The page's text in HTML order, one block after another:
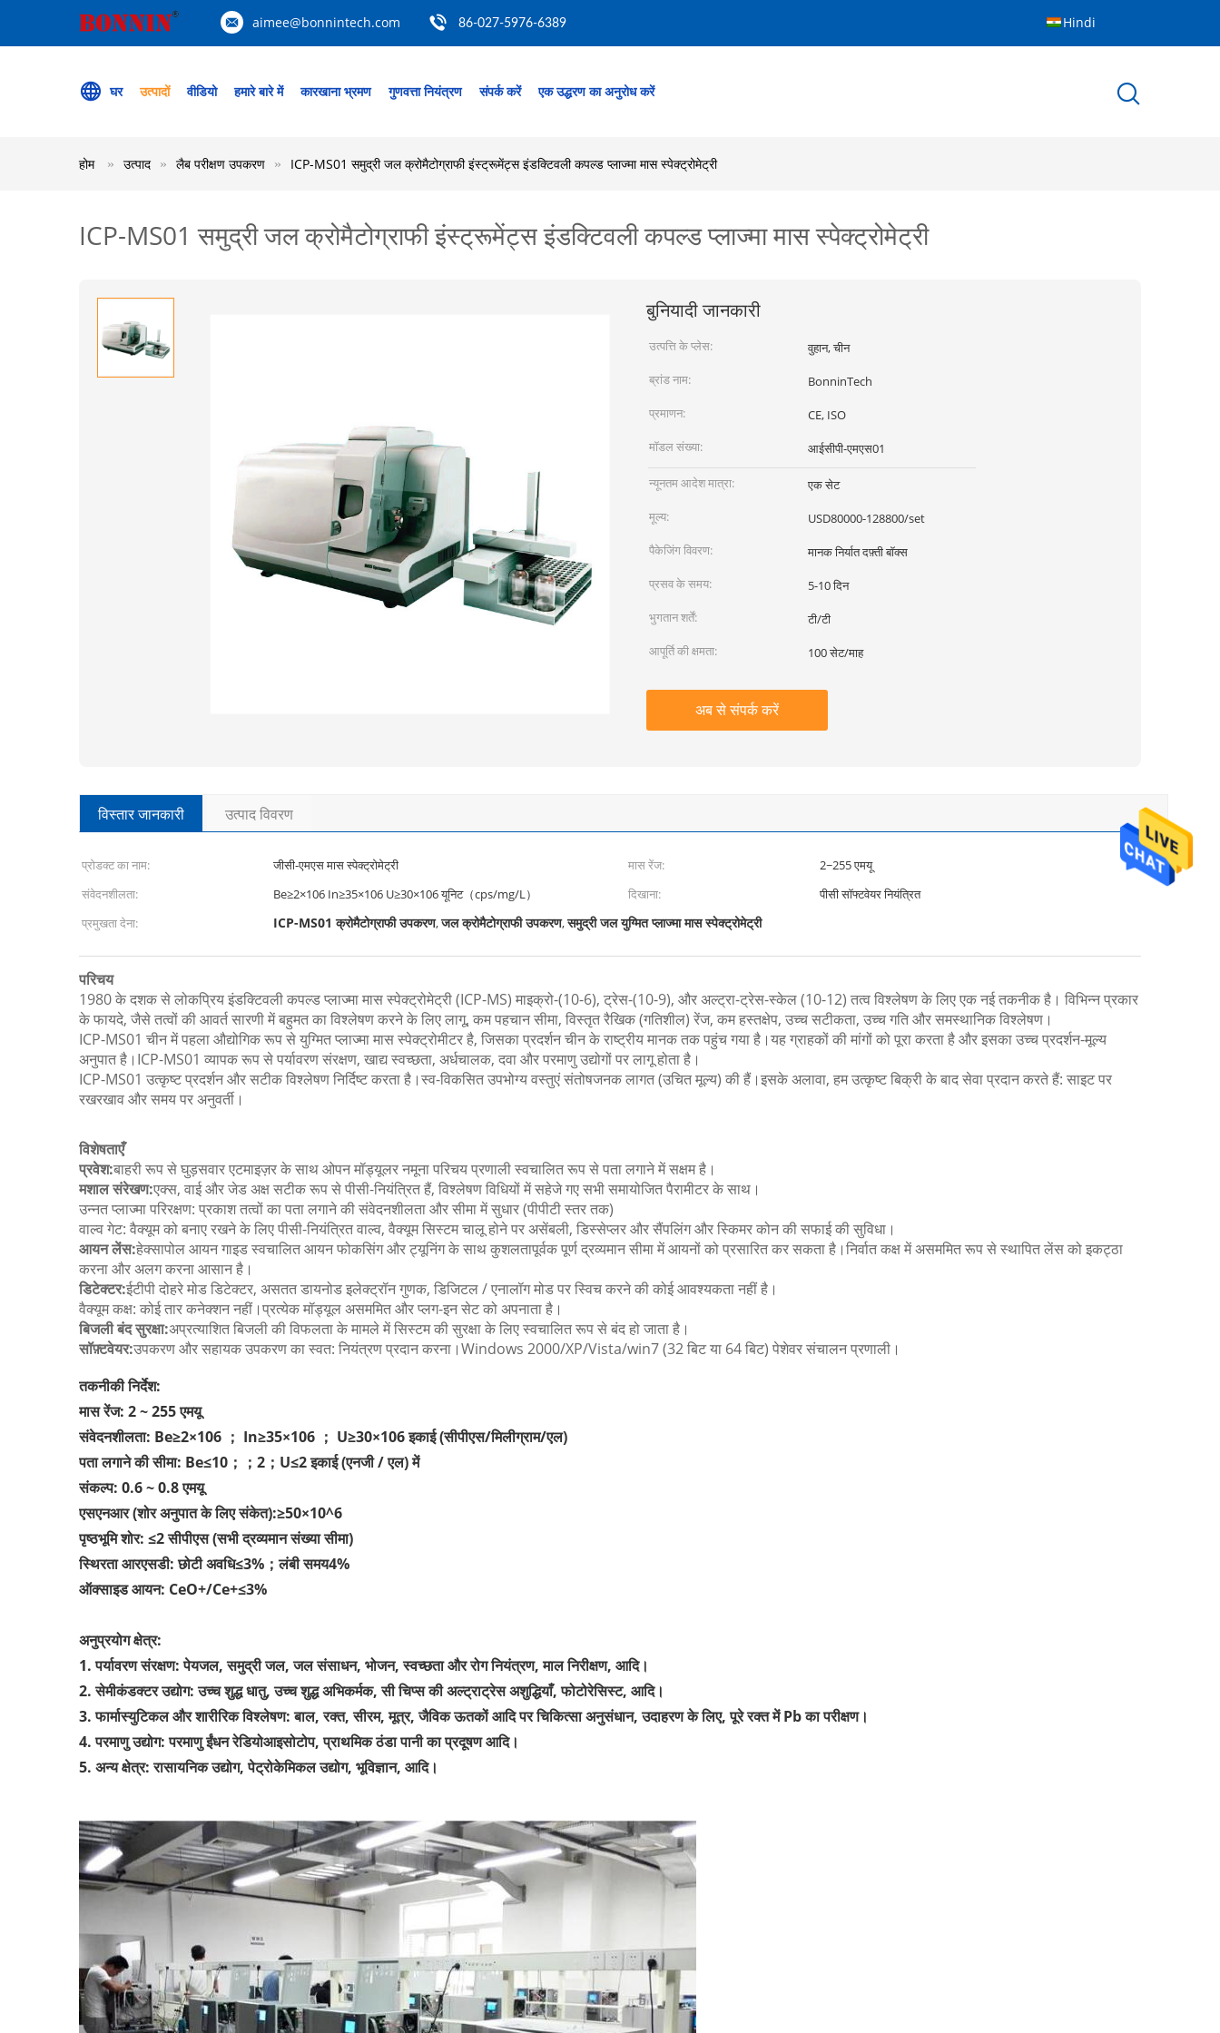
aimee@bonnintech.com 86-027-5976-6389 Hindi
घर उत्पादों वीडियो हमारे बारे में कारखाना भ्रमण गुणवत्ता नियंत्रण संपर्क करें एक उद्धरण का अनुरोध करें
होम उत्पाद लैब परीक्षण उपकरण ICP-MS01 समुद्री जल क्रोमैटोग्राफी इंस्ट्रूमेंट्स इंडक्टिवली कपल्ड प्लाज्मा मास स्पेक्ट्रोमेट्री
ICP-MS01 समुद्री जल क्रोमैटोग्राफी इंस्ट्रूमेंट्स इंडक्टिवली कपल्ड प्लाज्मा मास स्पेक्ट्रोमेट्री
बुनियादी जानकारी
उत्पत्ति के प्लेस:
वुहान, चीन
ब्रांड नाम:
BonninTech
प्रमाणन:
CE, ISO
मॉडल संख्या:
आईसीपी-एमएस01
न्यूनतम आदेश मात्रा:
एक सेट
मूल्य:
USD80000-128800/set
पैकेजिंग विवरण:
मानक निर्यात दफ़्ती बॉक्स
प्रसव के समय:
5-10 दिन
भुगतान शर्तें:
टी/टी
आपूर्ति की क्षमता:
100 सेट/माह
अब से संपर्क करें
विस्तार जानकारी उत्पाद विवरण
प्रोडक्ट का नाम: जीसी-एमएस मास स्पेक्ट्रोमेट्री मास रेंज:
2~255 एमयू
संवेदनशीलता:
Be≥2×106 In≥35×106 U≥30×106 यूनिट（cps/mg/L） दिखाना:
पीसी सॉफ्टवेयर नियंत्रित
प्रमुखता देना:
ICP-MS01 क्रोमैटोग्राफी उपकरण,जल क्रोमैटोग्राफी उपकरण,समुद्री जल युग्मित प्लाज्मा मास स्पेक्ट्रोमेट्री
परिचय
1980 के दशक से लोकप्रिय इंडक्टिवली कपल्ड प्लाज्मा मास स्पेक्ट्रोमेट्री (ICP-MS) माइक्रो-(10-6), ट्रेस-(10-9), और अल्ट्रा-ट्रेस-स्केल (10-12) तत्व विश्लेषण के लिए एक नई तकनीक है। विभिन्न प्रकार
के फायदे, जैसे तत्वों की आवर्त सारणी में बहुमत का विश्लेषण करने के लिए लागू, कम पहचान सीमा, विस्तृत रैखिक (गतिशील) रेंज, कम हस्तक्षेप, उच्च सटीकता, उच्च गति और समस्थानिक विश्लेषण।
ICP-MS01 चीन में पहला औद्योगिक रूप से युग्मित प्लाज्मा मास स्पेक्ट्रोमीटर है, जिसका प्रदर्शन चीन के राष्ट्रीय मानक तक पहुंच गया है।यह ग्राहकों की मांगों को पूरा करता है और इसका उच्च प्रदर्शन-मूल्य
अनुपात है।ICP-MS01 व्यापक रूप से पर्यावरण संरक्षण, खाद्य स्वच्छता, अर्धचालक, दवा और परमाणु उद्योगों पर लागू होता है।
ICP-MS01 उत्कृष्ट प्रदर्शन और सटीक विश्लेषण निर्दिष्ट करता है।स्व-विकसित उपभोग्य वस्तुएं संतोषजनक लागत (उचित मूल्य) की हैं।इसके अलावा, हम उत्कृष्ट बिक्री के बाद सेवा प्रदान करते हैं: साइट पर
रखरखाव और समय पर अनुवर्ती।
विशेषताएँ
प्रवेश:बाहरी रूप से घुड़सवार एटमाइज़र के साथ ओपन मॉड्यूलर नमूना परिचय प्रणाली स्वचालित रूप से पता लगाने में सक्षम है।
मशाल संरेखण:एक्स, वाई और जेड अक्ष सटीक रूप से पीसी-नियंत्रित हैं, विश्लेषण विधियों में सहेजे गए सभी समायोजित पैरामीटर के साथ।
उन्नत प्लाज्मा परिरक्षण: प्रकाश तत्वों का पता लगाने की संवेदनशीलता और सीमा में सुधार (पीपीटी स्तर तक)
वाल्व गेट: वैक्यूम को बनाए रखने के लिए पीसी-नियंत्रित वाल्व, वैक्यूम सिस्टम चालू होने पर असेंबली, डिस्सेप्लर और सैंपलिंग और स्किमर कोन की सफाई की सुविधा।
आयन लेंस:हेक्सापोल आयन गाइड स्वचालित आयन फोकसिंग और ट्यूनिंग के साथ कुशलतापूर्वक पूर्ण द्रव्यमान सीमा में आयनों को प्रसारित कर सकता है।निर्वात कक्ष में असममित रूप से स्थापित लेंस को इकट्ठा
करना और अलग करना आसान है।
डिटेक्टर:ईटीपी दोहरे मोड डिटेक्टर, असतत डायनोड इलेक्ट्रॉन गुणक, डिजिटल / एनालॉग मोड पर स्विच करने की कोई आवश्यकता नहीं है।
वैक्यूम कक्ष: कोई तार कनेक्शन नहीं।प्रत्येक मॉड्यूल असममित और प्लग-इन सेट को अपनाता है।
बिजली बंद सुरक्षा:अप्रत्याशित बिजली की विफलता के मामले में सिस्टम की सुरक्षा के लिए स्वचालित रूप से बंद हो जाता है।
सॉफ़्टवेयर:उपकरण और सहायक उपकरण का स्वत: नियंत्रण प्रदान करना।Windows 2000/XP/Vista/win7 (32 बिट या 64 बिट) पेशेवर संचालन प्रणाली।
तकनीकी निर्देश:
मास रेंज: 2 ~ 255 एमयू
संवेदनशीलता: Be≥2×106 ； In≥35×106 ； U≥30×106 इकाई (सीपीएस/मिलीग्राम/एल)
पता लगाने की सीमा: Be≤10；；2；U≤2 इकाई (एनजी / एल) में
संकल्प: 0.6 ~ 0.8 एमयू
एसएनआर (शोर अनुपात के लिए संकेत):≥50×10^6
पृष्ठभूमि शोर: ≤2 सीपीएस (सभी द्रव्यमान संख्या सीमा)
स्थिरता आरएसडी: छोटी अवधि≤3%；लंबी समय4%
ऑक्साइड आयन: CeO+/Ce+≤3%
अनुप्रयोग क्षेत्र:
1. पर्यावरण संरक्षण: पेयजल, समुद्री जल, जल संसाधन, भोजन, स्वच्छता और रोग नियंत्रण, माल निरीक्षण, आदि।
2. सेमीकंडक्टर उद्योग: उच्च शुद्ध धातु, उच्च शुद्ध अभिकर्मक, सी चिप्स की अल्ट्राट्रेस अशुद्धियाँ, फोटोरेसिस्ट, आदि।
3. फार्मास्युटिकल और शारीरिक विश्लेषण: बाल, रक्त, सीरम, मूत्र, जैविक ऊतकों आदि पर चिकित्सा अनुसंधान, उदाहरण के लिए, पूरे रक्त में Pb का परीक्षण।
4. परमाणु उद्योग: परमाणु ईंधन रेडियोआइसोटोप, प्राथमिक ठंडा पानी का प्रदूषण आदि।
5. अन्य क्षेत्र: रासायनिक उद्योग, पेट्रोकेमिकल उद्योग, भूविज्ञान, आदि।